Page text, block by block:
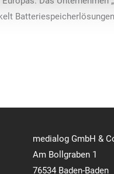
medialog GmbH &
Am Bollgraben 1
76534 Baden-Baden